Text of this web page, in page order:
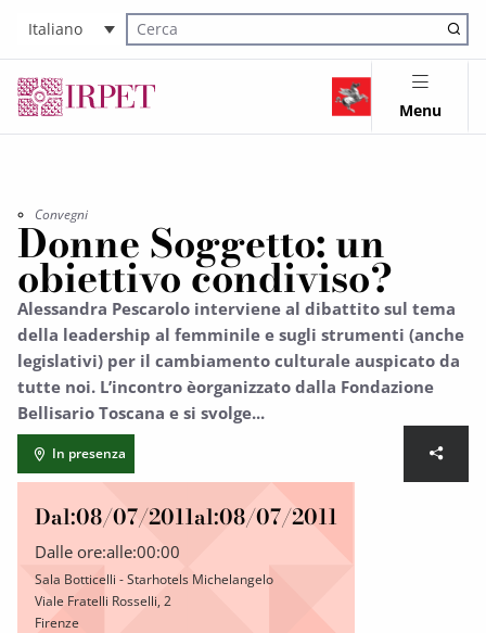
Italiano
Cerca nel sito
Menu
Convegni
Donne Soggetto: un
obiettivo condiviso?
Alessandra Pescarolo interviene al dibattito sul tema
della leadership al femminile e sugli strumenti (anche
legislativi) per il cambiamento culturale auspicato da
tutte noi. L’incontro èorganizzato dalla Fondazione
Bellisario Toscana e si svolge...
In presenza
Dal:08/07/2011al:08/07/2011
Dalle ore:alle:00:00
Sala Botticelli - Starhotels Michelangelo
Viale Fratelli Rosselli, 2
Firenze